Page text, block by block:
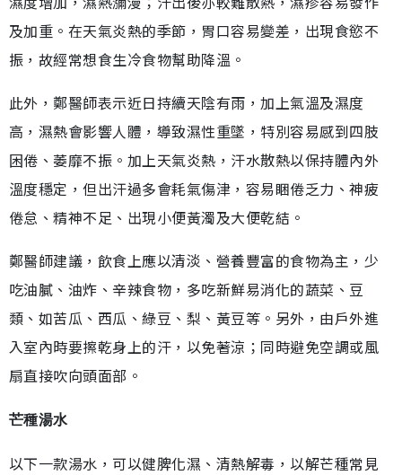
及加重。在天氣炎熱的季節，胃口容易變差，出現食慾不
振，故經常想食生冷食物幫助降溫。
此外，鄭醫師表示近日持續天陰有雨，加上氣溫及濕度
高，濕熱會影響人體，導致濕性重墜，特別容易感到四肢
困倦、萎靡不振。加上天氣炎熱，汗水散熱以保持體內外
溫度穩定，但出汗過多會耗氣傷津，容易睏倦乏力、神疲
倦怠、精神不足、出現小便黃濁及大便乾結。
鄭醫師建議，飲食上應以清淡、營養豐富的食物為主，少
吃油膩、油炸、辛辣食物，多吃新鮮易消化的蔬菜、豆
類、如苦瓜、西瓜、綠豆、梨、黃豆等。另外，由戶外進
入室內時要擦乾身上的汗，以免著涼；同時避免空調或風
扇直接吹向頭面部。
芒種湯水
以下一款湯水，可以健脾化濕、清熱解毒，以解芒種常見